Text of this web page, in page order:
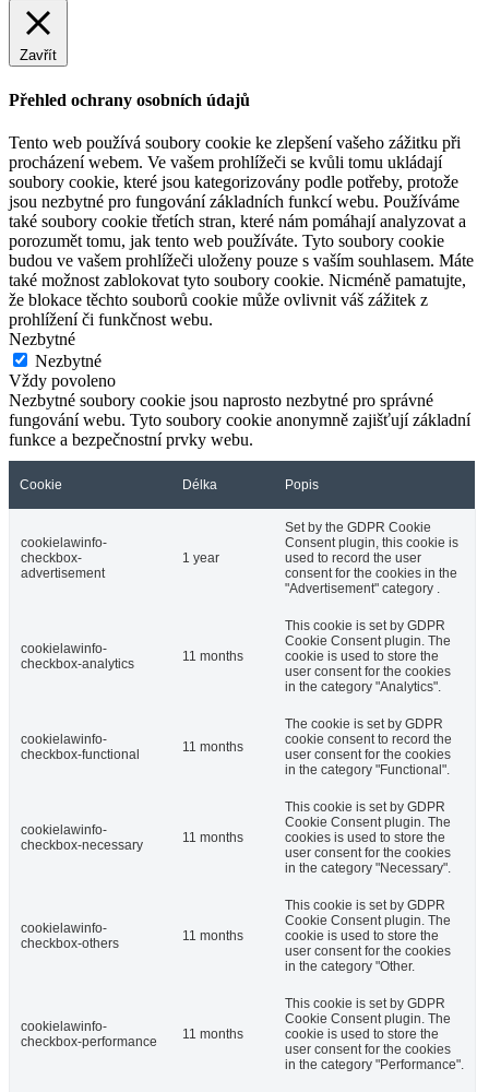
Zavřít
Přehled ochrany osobních údajů
Tento web používá soubory cookie ke zlepšení vašeho zážitku při
procházení webem. Ve vašem prohlížeči se kvůli tomu ukládají
soubory cookie, které jsou kategorizovány podle potřeby, protože
jsou nezbytné pro fungování základních funkcí webu. Používáme
také soubory cookie třetích stran, které nám pomáhají analyzovat a
porozumět tomu, jak tento web používáte. Tyto soubory cookie
budou ve vašem prohlížeči uloženy pouze s vaším souhlasem. Máte
také možnost zablokovat tyto soubory cookie. Nicméně pamatujte,
že blokace těchto souborů cookie může ovlivnit váš zážitek z
prohlížení či funkčnost webu.
Nezbytné
Nezbytné
Vždy povoleno
Nezbytné soubory cookie jsou naprosto nezbytné pro správné
fungování webu. Tyto soubory cookie anonymně zajišťují základní
funkce a bezpečnostní prvky webu.
Cookie Délka Popis
cookielawinfo-
checkbox-
advertisement
1 year
Set by the GDPR Cookie
Consent plugin, this cookie is
used to record the user
consent for the cookies in the
"Advertisement" category .
cookielawinfo-
checkbox-analytics
11 months
This cookie is set by GDPR
Cookie Consent plugin. The
cookie is used to store the
user consent for the cookies
in the category "Analytics".
cookielawinfo-
checkbox-functional
11 months
The cookie is set by GDPR
cookie consent to record the
user consent for the cookies
in the category "Functional".
cookielawinfo-
checkbox-necessary
11 months
This cookie is set by GDPR
Cookie Consent plugin. The
cookies is used to store the
user consent for the cookies
in the category "Necessary".
cookielawinfo-
checkbox-others
11 months
This cookie is set by GDPR
Cookie Consent plugin. The
cookie is used to store the
user consent for the cookies
in the category "Other.
cookielawinfo-
checkbox-performance
11 months
This cookie is set by GDPR
Cookie Consent plugin. The
cookie is used to store the
user consent for the cookies
in the category "Performance".